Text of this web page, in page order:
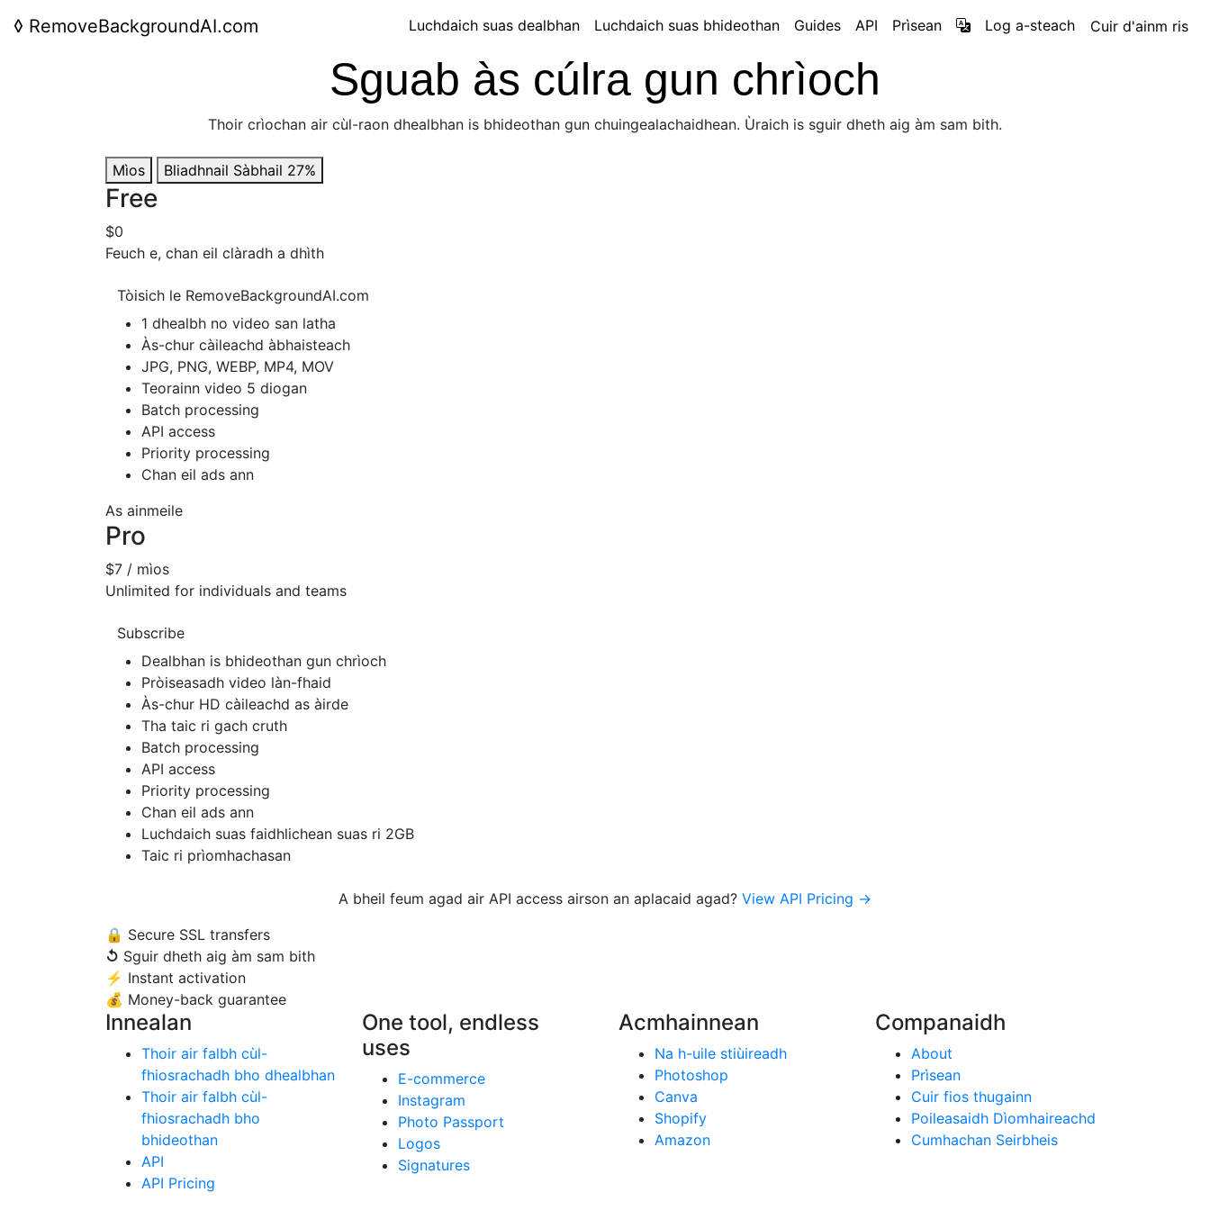
◊ RemoveBackgroundAI.com Luchdaich suas dealbhan Luchdaich suas bhideothan Guides API Prìsean Log a-steach Cuir d'ainm ris
Sguab às cúlra gun chrìoch
Thoir crìochan air cùl-raon dhealbhan is bhideothan gun chuingealachaidhean. Ùraich is sguir dheth aig àm sam bith.
Mìos Bliadhnail Sàbhail 27%
Free
$0
Feuch e, chan eil clàradh a dhìth
Tòisich le RemoveBackgroundAI.com
1 dhealbh no video san latha
Às-chur càileachd àbhaisteach
JPG, PNG, WEBP, MP4, MOV
Teorainn video 5 diogan
Batch processing
API access
Priority processing
Chan eil ads ann
As ainmeile
Pro
$7 / mìos
Unlimited for individuals and teams
Subscribe
Dealbhan is bhideothan gun chrìoch
Pròiseasadh video làn-fhaid
Às-chur HD càileachd as àirde
Tha taic ri gach cruth
Batch processing
API access
Priority processing
Chan eil ads ann
Luchdaich suas faidhlichean suas ri 2GB
Taic ri prìomhachasan
A bheil feum agad air API access airson an aplacaid agad? View API Pricing →
🔒 Secure SSL transfers
↺ Sguir dheth aig àm sam bith
⚡ Instant activation
💰 Money-back guarantee
Innealan
Thoir air falbh cùl-
fhiosrachadh bho dhealbhan
Thoir air falbh cùl-
fhiosrachadh bho
bhideothan
API
API Pricing
One tool, endless
uses
E-commerce
Instagram
Photo Passport
Logos
Signatures
Acmhainnean
Na h-uile stiùireadh
Photoshop
Canva
Shopify
Amazon
Companaidh
About
Prìsean
Cuir fios thugainn
Poileasaidh Dìomhaireachd
Cumhachan Seirbheis